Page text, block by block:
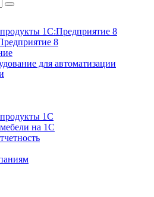
1С:Предприятие 8
8
для автоматизации
1С
на 1С